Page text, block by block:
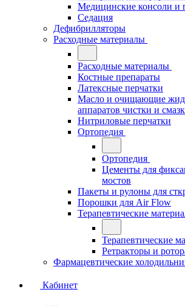
Медицинские консоли и
Седация
Дефибрилляторы
Расходные материалы
Расходные материалы
Костные препараты
Латексные перчатки
Масло и очищающие
аппаратов чистки и
Нитриловые перчатки
Ортопедия
Ортопедия
Цементы для
мостов
Пакеты и рулоны для
Порошки для Air Flow
Терапевтические
Терапевтические
Ретракторы и
Фармацевтические
Кабинет